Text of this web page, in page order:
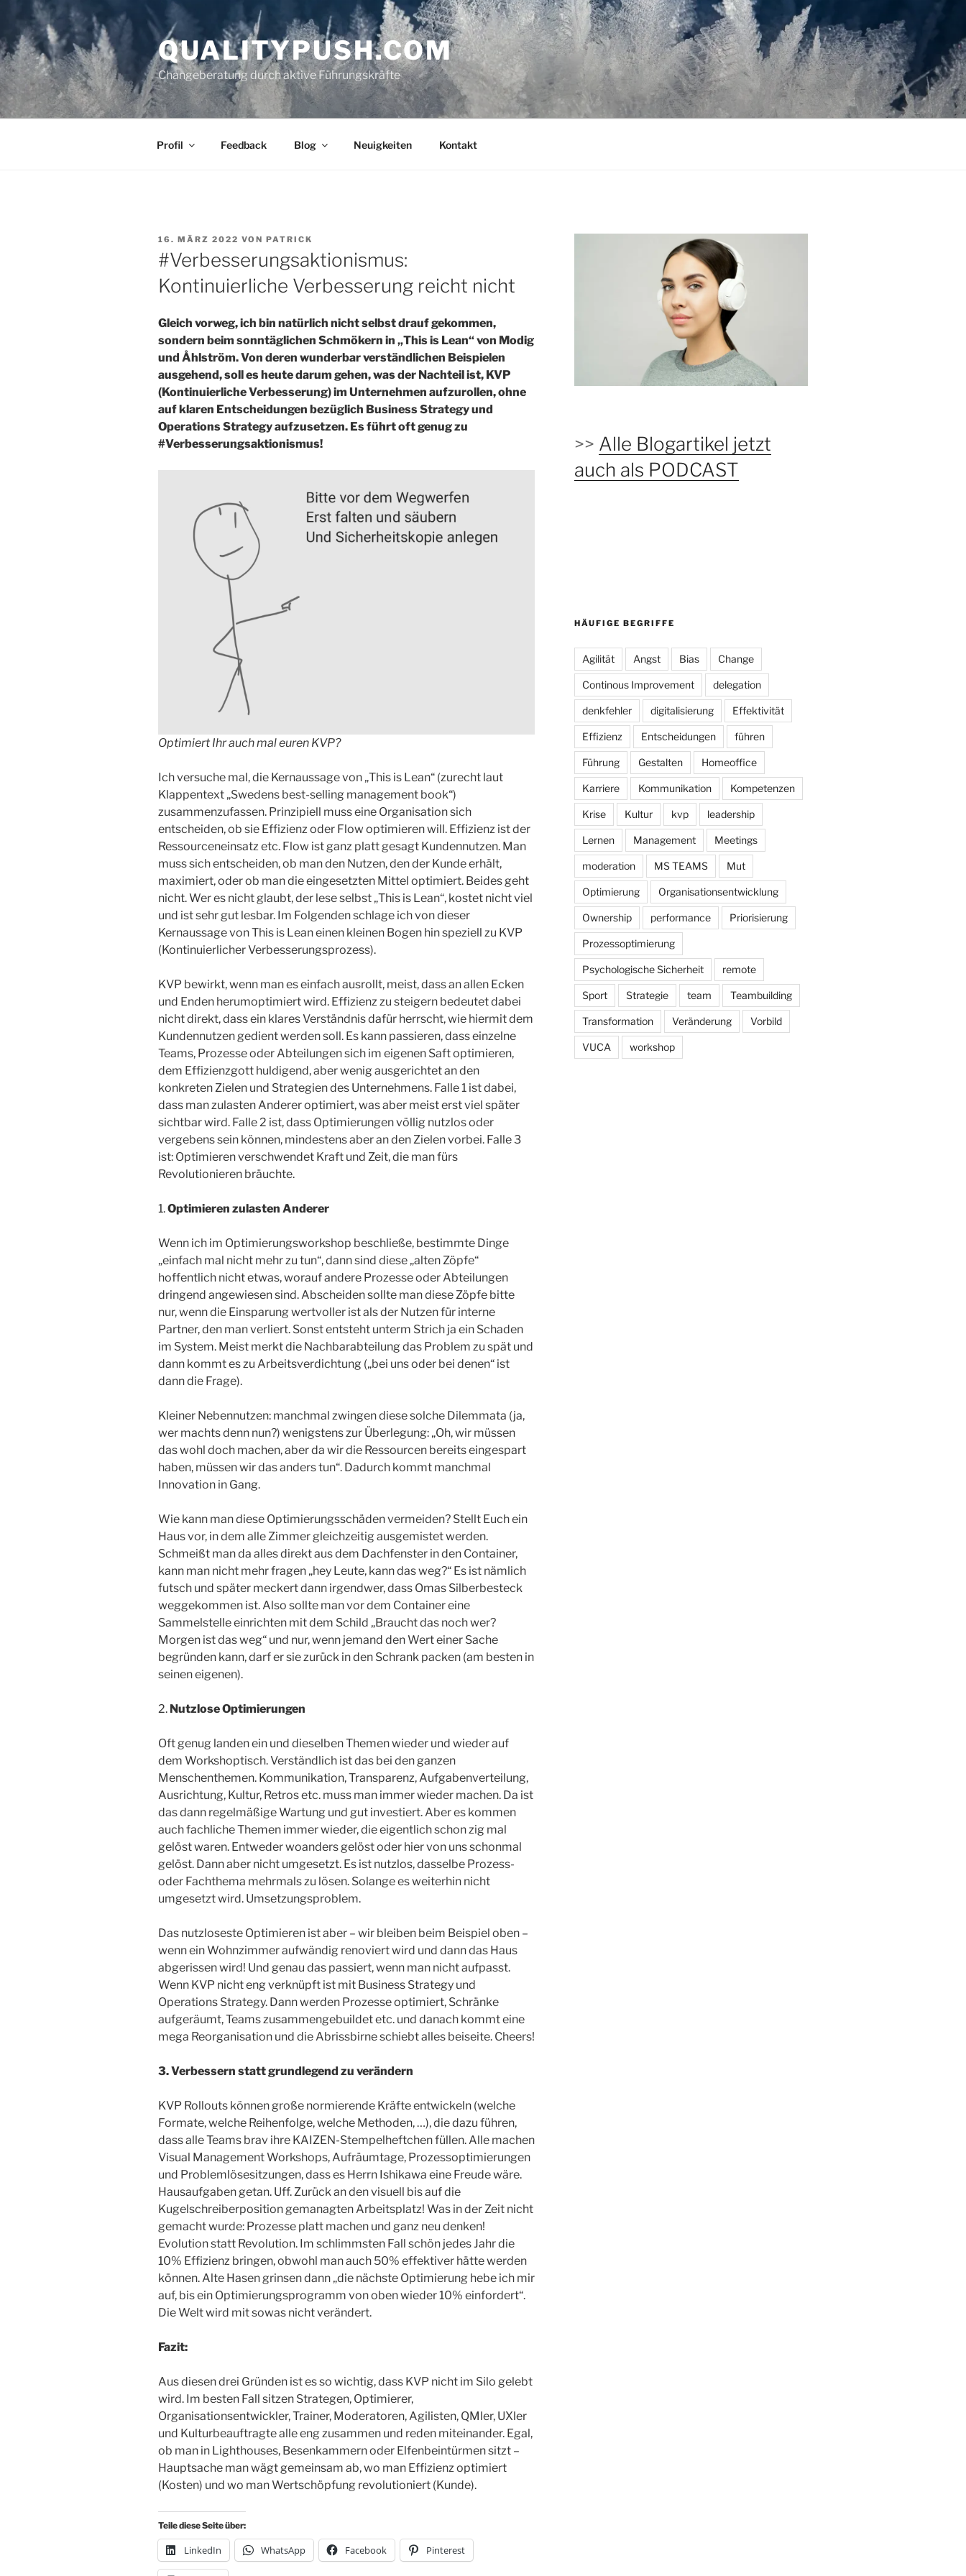
Inhalt
springen
QUALITYPUSH.COM
Changeberatung durch aktive Führungskräfte
Profil Feedback Blog Neuigkeiten Kontakt
VERÖFFENTLICHT
AM
16. MÄRZ 2022 VON PATRICK
#Verbesserungsaktionismus:
Kontinuierliche Verbesserung reicht nicht
Gleich vorweg, ich bin natürlich nicht selbst drauf gekommen,
sondern beim sonntäglichen Schmökern in „This is Lean“ von Modig
und Åhlström. Von deren wunderbar verständlichen Beispielen
ausgehend, soll es heute darum gehen, was der Nachteil ist, KVP
(Kontinuierliche Verbesserung) im Unternehmen aufzurollen, ohne
auf klaren Entscheidungen bezüglich Business Strategy und
Operations Strategy aufzusetzen. Es führt oft genug zu
#Verbesserungsaktionismus!
Optimiert Ihr auch mal euren KVP?
Ich versuche mal, die Kernaussage von „This is Lean“ (zurecht laut
Klappentext „Swedens best-selling management book“)
zusammenzufassen. Prinzipiell muss eine Organisation sich
entscheiden, ob sie Effizienz oder Flow optimieren will. Effizienz ist der
Ressourceneinsatz etc. Flow ist ganz platt gesagt Kundennutzen. Man
muss sich entscheiden, ob man den Nutzen, den der Kunde erhält,
maximiert, oder ob man die eingesetzten Mittel optimiert. Beides geht
nicht. Wer es nicht glaubt, der lese selbst „This is Lean“, kostet nicht viel
und ist sehr gut lesbar. Im Folgenden schlage ich von dieser
Kernaussage von This is Lean einen kleinen Bogen hin speziell zu KVP
(Kontinuierlicher Verbesserungsprozess).
KVP bewirkt, wenn man es einfach ausrollt, meist, dass an allen Ecken
und Enden herumoptimiert wird. Effizienz zu steigern bedeutet dabei
nicht direkt, dass ein klares Verständnis dafür herrscht, wie hiermit dem
Kundennutzen gedient werden soll. Es kann passieren, dass einzelne
Teams, Prozesse oder Abteilungen sich im eigenen Saft optimieren,
dem Effizienzgott huldigend, aber wenig ausgerichtet an den
konkreten Zielen und Strategien des Unternehmens. Falle 1 ist dabei,
dass man zulasten Anderer optimiert, was aber meist erst viel später
sichtbar wird. Falle 2 ist, dass Optimierungen völlig nutzlos oder
vergebens sein können, mindestens aber an den Zielen vorbei. Falle 3
ist: Optimieren verschwendet Kraft und Zeit, die man fürs
Revolutionieren bräuchte.
1.Optimieren zulasten Anderer
Wenn ich im Optimierungsworkshop beschließe, bestimmte Dinge
„einfach mal nicht mehr zu tun“, dann sind diese „alten Zöpfe“
hoffentlich nicht etwas, worauf andere Prozesse oder Abteilungen
dringend angewiesen sind. Abscheiden sollte man diese Zöpfe bitte
nur, wenn die Einsparung wertvoller ist als der Nutzen für interne
Partner, den man verliert. Sonst entsteht unterm Strich ja ein Schaden
im System. Meist merkt die Nachbarabteilung das Problem zu spät und
dann kommt es zu Arbeitsverdichtung („bei uns oder bei denen“ ist
dann die Frage).
Kleiner Nebennutzen: manchmal zwingen diese solche Dilemmata (ja,
wer machts denn nun?) wenigstens zur Überlegung: „Oh, wir müssen
das wohl doch machen, aber da wir die Ressourcen bereits eingespart
haben, müssen wir das anders tun“. Dadurch kommt manchmal
Innovation in Gang.
Wie kann man diese Optimierungsschäden vermeiden? Stellt Euch ein
Haus vor, in dem alle Zimmer gleichzeitig ausgemistet werden.
Schmeißt man da alles direkt aus dem Dachfenster in den Container,
kann man nicht mehr fragen „hey Leute, kann das weg?“ Es ist nämlich
futsch und später meckert dann irgendwer, dass Omas Silberbesteck
weggekommen ist. Also sollte man vor dem Container eine
Sammelstelle einrichten mit dem Schild „Braucht das noch wer?
Morgen ist das weg“ und nur, wenn jemand den Wert einer Sache
begründen kann, darf er sie zurück in den Schrank packen (am besten in
seinen eigenen).
2. Nutzlose Optimierungen
Oft genug landen ein und dieselben Themen wieder und wieder auf
dem Workshoptisch. Verständlich ist das bei den ganzen
Menschenthemen. Kommunikation, Transparenz, Aufgabenverteilung,
Ausrichtung, Kultur, Retros etc. muss man immer wieder machen. Da ist
das dann regelmäßige Wartung und gut investiert. Aber es kommen
auch fachliche Themen immer wieder, die eigentlich schon zig mal
gelöst waren. Entweder woanders gelöst oder hier von uns schonmal
gelöst. Dann aber nicht umgesetzt. Es ist nutzlos, dasselbe Prozess-
oder Fachthema mehrmals zu lösen. Solange es weiterhin nicht
umgesetzt wird. Umsetzungsproblem.
Das nutzloseste Optimieren ist aber – wir bleiben beim Beispiel oben –
wenn ein Wohnzimmer aufwändig renoviert wird und dann das Haus
abgerissen wird! Und genau das passiert, wenn man nicht aufpasst.
Wenn KVP nicht eng verknüpft ist mit Business Strategy und
Operations Strategy. Dann werden Prozesse optimiert, Schränke
aufgeräumt, Teams zusammengebuildet etc. und danach kommt eine
mega Reorganisation und die Abrissbirne schiebt alles beiseite. Cheers!
3. Verbessern statt grundlegend zu verändern
KVP Rollouts können große normierende Kräfte entwickeln (welche
Formate, welche Reihenfolge, welche Methoden, …), die dazu führen,
dass alle Teams brav ihre KAIZEN-Stempelheftchen füllen. Alle machen
Visual Management Workshops, Aufräumtage, Prozessoptimierungen
und Problemlösesitzungen, dass es Herrn Ishikawa eine Freude wäre.
Hausaufgaben getan. Uff. Zurück an den visuell bis auf die
Kugelschreiberposition gemanagten Arbeitsplatz! Was in der Zeit nicht
gemacht wurde: Prozesse platt machen und ganz neu denken!
Evolution statt Revolution. Im schlimmsten Fall schön jedes Jahr die
10% Effizienz bringen, obwohl man auch 50% effektiver hätte werden
können. Alte Hasen grinsen dann „die nächste Optimierung hebe ich mir
auf, bis ein Optimierungsprogramm von oben wieder 10% einfordert“.
Die Welt wird mit sowas nicht verändert.
Fazit:
Aus diesen drei Gründen ist es so wichtig, dass KVP nicht im Silo gelebt
wird. Im besten Fall sitzen Strategen, Optimierer,
Organisationsentwickler, Trainer, Moderatoren, Agilisten, QMler, UXler
und Kulturbeauftragte alle eng zusammen und reden miteinander. Egal,
ob man in Lighthouses, Besenkammern oder Elfenbeintürmen sitzt –
Hauptsache man wägt gemeinsam ab, wo man Effizienz optimiert
(Kosten) und wo man Wertschöpfung revolutioniert (Kunde).
Teile diese Seite über:
LinkedIn WhatsApp Facebook Pinterest
>> Alle Blogartikel jetzt
auch als PODCAST
HÄUFIGE BEGRIFFE
Agilität Angst Bias Change
Continous Improvement delegation
denkfehler digitalisierung Effektivität
Effizienz Entscheidungen führen
Führung Gestalten Homeoffice
Karriere Kommunikation Kompetenzen
Krise Kultur kvp leadership
Lernen Management Meetings
moderation MS TEAMS Mut
Optimierung Organisationsentwicklung
Ownership performance Priorisierung
Prozessoptimierung
Psychologische Sicherheit remote
Sport Strategie team Teambuilding
Transformation Veränderung Vorbild
VUCA workshop